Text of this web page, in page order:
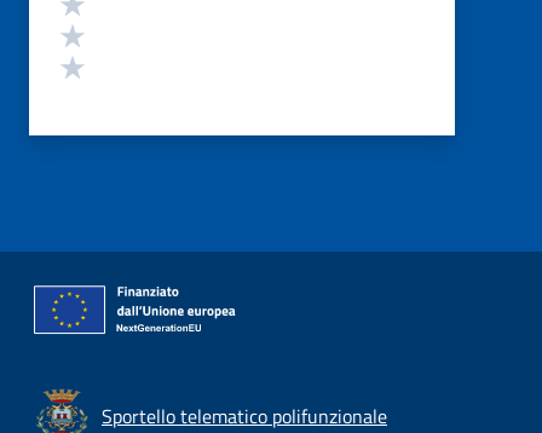
Sportello telematico polifunzionale